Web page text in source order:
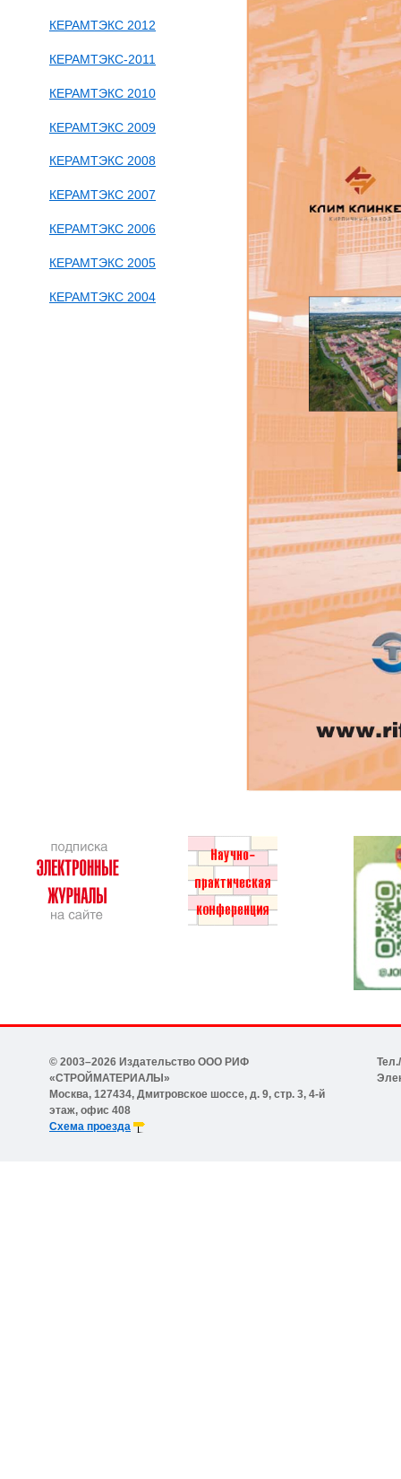
КЕРАМТЭКС 2012
КЕРАМТЭКС-2011
КЕРАМТЭКС 2010
КЕРАМТЭКС 2009
КЕРАМТЭКС 2008
КЕРАМТЭКС 2007
КЕРАМТЭКС 2006
КЕРАМТЭКС 2005
КЕРАМТЭКС 2004
© 2003–2026 Издательство ООО РИФ
«СТРОЙМАТЕРИАЛЫ»
Москва, 127434, Дмитровское шоссе, д. 9, стр. 3, 4-й
этаж, офис 408
Схема проезда